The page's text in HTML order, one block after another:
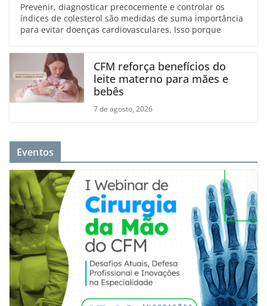
Prevenir, diagnosticar precocemente e controlar os
índices de colesterol são medidas de suma importância
para evitar doenças cardiovasculares. Isso porque
CFM reforça benefícios do
leite materno para mães e
bebês
7 de agosto, 2026
Eventos